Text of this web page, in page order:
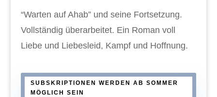
“Warten auf Ahab” und seine Fortsetzung.
Vollständig überarbeitet. Ein Roman voll
Liebe und Liebesleid, Kampf und Hoffnung.
SUBSKRIPTIONEN WERDEN AB SOMMER
MÖGLICH SEIN